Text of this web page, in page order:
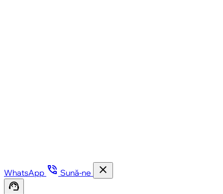
WhatsApp phone_in_talk Sună-ne
close
support_agent